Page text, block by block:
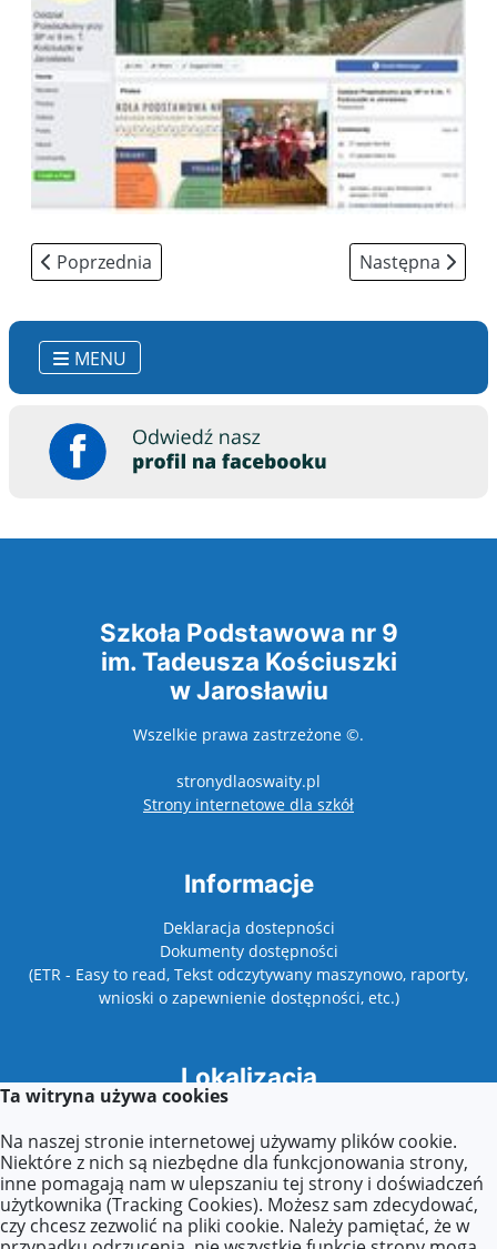
MENU
Poprzednia strona: Oferta edukacyjna 2021/22
Poprzednia Następna
Następna
Szkoła Podstawowa nr 9
im. Tadeusza Kościuszki
w Jarosławiu
Wszelkie prawa zastrzeżone ©.
stronydlaoswaity.pl
Strony internetowe dla szkółotwiera się w
Informacje
Deklaracja dostepności
Dokumenty dostępności
(ETR - Easy to read, Tekst odczytywany maszynowo, raporty,
wnioski o zapewnienie dostępności, etc.)
Lokalizacja
ul. Łazy Kostkowskie 14
Kontakt
Ta witryna używa cookies
Na naszej stronie internetowej używamy plików cookie.
Niektóre z nich są niezbędne dla funkcjonowania strony,
inne pomagają nam w ulepszaniu tej strony i doświadczeń
użytkownika (Tracking Cookies). Możesz sam zdecydować,
czy chcesz zezwolić na pliki cookie. Należy pamiętać, że w